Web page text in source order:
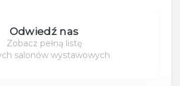
Odwiedź nas
Zobacz pełną listę
salonów wystawowych